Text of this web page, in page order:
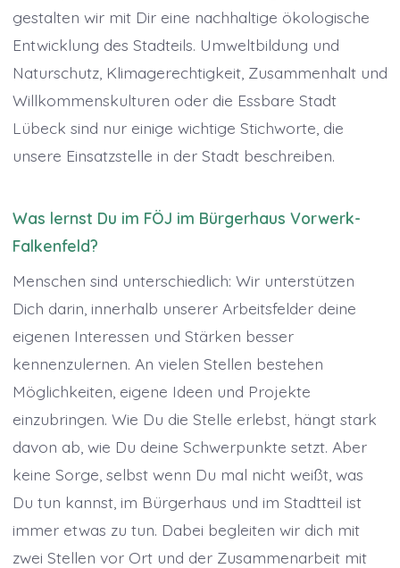
gestalten wir mit Dir eine nachhaltige ökologische
Entwicklung des Stadteils. Umweltbildung und
Naturschutz, Klimagerechtigkeit, Zusammenhalt und
Willkommenskulturen oder die Essbare Stadt
Lübeck sind nur einige wichtige Stichworte, die
unsere Einsatzstelle in der Stadt beschreiben.
Was lernst Du im FÖJ im Bürgerhaus Vorwerk-
Falkenfeld?
Menschen sind unterschiedlich: Wir unterstützen
Dich darin, innerhalb unserer Arbeitsfelder deine
eigenen Interessen und Stärken besser
kennenzulernen. An vielen Stellen bestehen
Möglichkeiten, eigene Ideen und Projekte
einzubringen. Wie Du die Stelle erlebst, hängt stark
davon ab, wie Du deine Schwerpunkte setzt. Aber
keine Sorge, selbst wenn Du mal nicht weißt, was
Du tun kannst, im Bürgerhaus und im Stadtteil ist
immer etwas zu tun. Dabei begleiten wir dich mit
zwei Stellen vor Ort und der Zusammenarbeit mit